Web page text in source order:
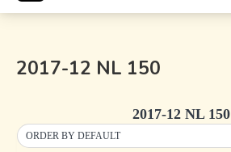
2017-12 NL 150
2017-12 NL 150
ORDER BY DEFAULT